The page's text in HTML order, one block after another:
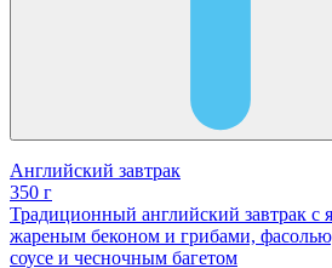
Английский завтрак
350 г
Традиционный английский завтрак с
жареным беконом и грибами,
соусе и чесночным багетом